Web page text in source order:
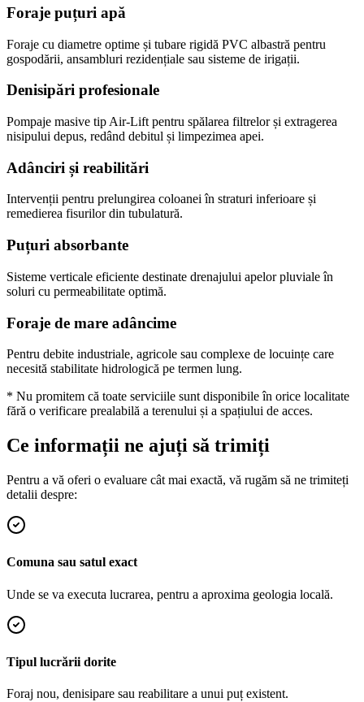
Foraje puțuri apă
Foraje cu diametre optime și tubare rigidă PVC albastră pentru
gospodării, ansambluri rezidențiale sau sisteme de irigații.
Denisipări profesionale
Pompaje masive tip Air-Lift pentru spălarea filtrelor și extragerea
nisipului depus, redând debitul și limpezimea apei.
Adânciri și reabilitări
Intervenții pentru prelungirea coloanei în straturi inferioare și
remedierea fisurilor din tubulatură.
Puțuri absorbante
Sisteme verticale eficiente destinate drenajului apelor pluviale în
soluri cu permeabilitate optimă.
Foraje de mare adâncime
Pentru debite industriale, agricole sau complexe de locuințe care
necesită stabilitate hidrologică pe termen lung.
* Nu promitem că toate serviciile sunt disponibile în orice localitate
fără o verificare prealabilă a terenului și a spațiului de acces.
Ce informații ne ajuți să trimiți
Pentru a vă oferi o evaluare cât mai exactă, vă rugăm să ne trimiteți
detalii despre:
Comuna sau satul exact
Unde se va executa lucrarea, pentru a aproxima geologia locală.
Tipul lucrării dorite
Foraj nou, denisipare sau reabilitare a unui puț existent.